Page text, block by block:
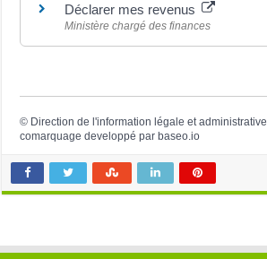
Déclarer mes revenus
Ministère chargé des finances
© Direction de l'information légale et administrative
comarquage developpé par baseo.io